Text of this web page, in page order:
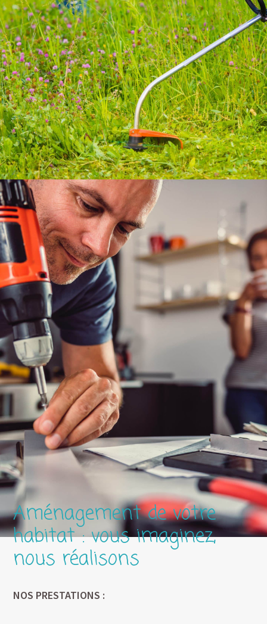
Aménagement de votre
habitat : vous imaginez,
nous réalisons
NOS PRESTATIONS :